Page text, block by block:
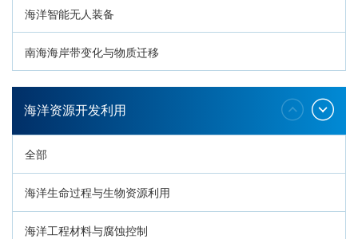
海洋智能无人装备
南海海岸带变化与物质迁移
环南海地质过程与灾害响应
海洋资源开发利用
全部
海洋生命过程与生物资源利用
海洋工程材料与腐蚀控制